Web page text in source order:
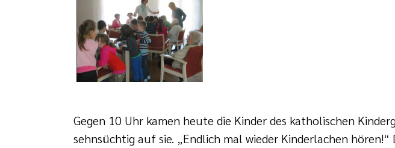
Gegen 10 Uhr kamen heute die Kinder des katholischen
sehnsüchtig auf sie. „Endlich mal wieder Kinderlachen